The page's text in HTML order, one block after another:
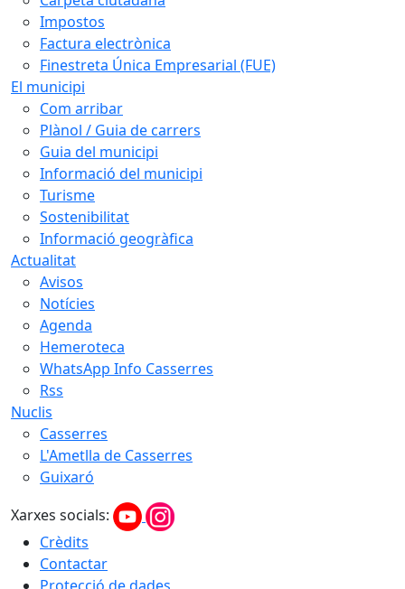
Impostos
Factura electrònica
Finestreta Única Empresarial (FUE)
El municipi
Com arribar
Plànol / Guia de carrers
Guia del municipi
Informació del municipi
Turisme
Sostenibilitat
Informació geogràfica
Actualitat
Avisos
Notícies
Agenda
Hemeroteca
WhatsApp Info Casserres
Rss
Nuclis
Casserres
L'Ametlla de Casserres
Guixaró
Xarxes socials:
Crèdits
Contactar